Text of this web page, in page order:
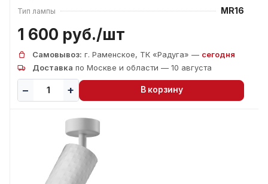
Тип лампы MR16
1 600 руб./шт
Самовывоз: г. Раменское, ТК «Радуга» — сегодня
Доставка по Москве и области — 10 августа
В корзину